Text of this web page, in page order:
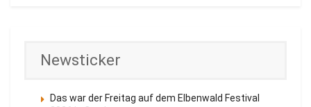
Newsticker
Das war der Freitag auf dem Elbenwald Festival